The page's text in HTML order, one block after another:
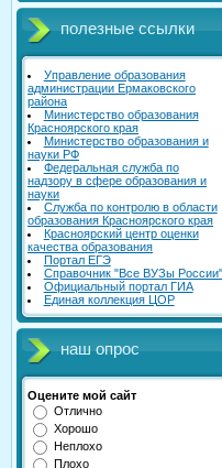
полезные ссылки
Управление образования
администрации Ермаковского
района
Министерство образования
Красноярского края
Министерство образования и
науки РФ
Федеральная служба по
надзору в сфере образования и
науки
Служба по контролю в области
образования Красноярского края
Красноярский центр оценки
качества образования
Портал ЕГЭ
Справочник "Все ВУЗы России"
Официальный портал ГИА
Единая коллекция ЦОР
наш опрос
Оцените мой сайт
Отлично
Хорошо
Неплохо
Плохо